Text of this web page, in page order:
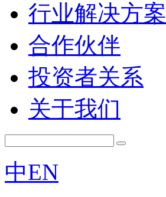
行业解决方案
合作伙伴
投资者关系
关于我们
中EN